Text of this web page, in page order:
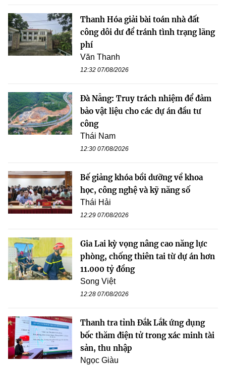
Thanh Hóa giải bài toán nhà đất
công dôi dư để tránh tình trạng lãng
phí
Văn Thanh
12:32 07/08/2026
Đà Nẵng: Truy trách nhiệm để đảm
bảo vật liệu cho các dự án đầu tư
công
Thái Nam
12:30 07/08/2026
Bế giảng khóa bồi dưỡng về khoa
học, công nghệ và kỹ năng số
Thái Hải
12:29 07/08/2026
Gia Lai kỳ vọng nâng cao năng lực
phòng, chống thiên tai từ dự án hơn
11.000 tỷ đồng
Song Việt
12:28 07/08/2026
Thanh tra tỉnh Đắk Lắk ứng dụng
bốc thăm điện tử trong xác minh tài
sản, thu nhập
Ngọc Giàu